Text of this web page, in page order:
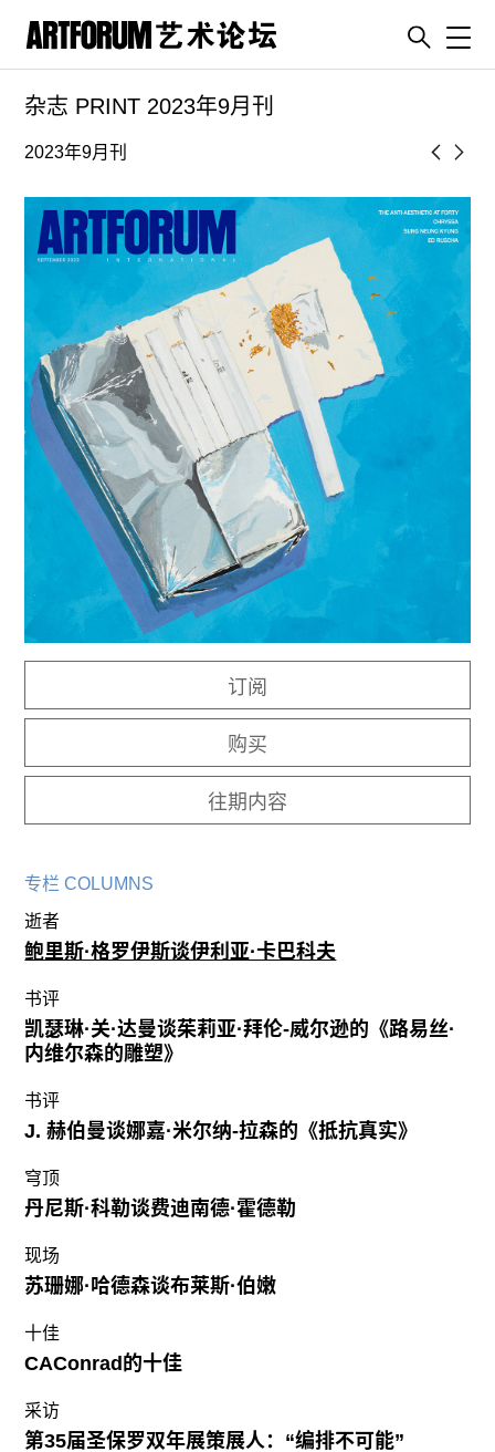
artguide
新闻
杂志
专栏
ENGLISH
ART & EDUCATION
广告
订阅
往期内容
联系我们
关注我们
杂志 PRINT 2023年9月刊
2023年9月刊
订阅
购买
往期内容
专栏 COLUMNS
逝者
鲍里斯·格罗伊斯谈伊利亚·卡巴科夫
书评
凯瑟琳·关·达曼谈茱莉亚·拜伦-威尔逊的《路易丝·
内维尔森的雕塑》
书评
J. 赫伯曼谈娜嘉·米尔纳-拉森的《抵抗真实》
穹顶
丹尼斯·科勒谈费迪南德·霍德勒
现场
苏珊娜·哈德森谈布莱斯·伯嫩
十佳
CAConrad的十佳
采访
第35届圣保罗双年展策展人：“编排不可能”